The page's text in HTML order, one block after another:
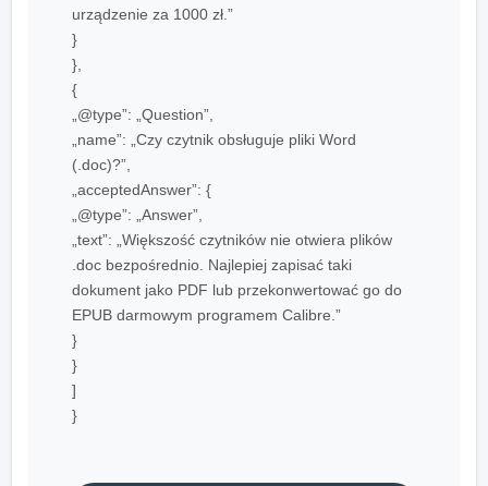
urządzenie za 1000 zł.”
}
},
{
„@type”: „Question”,
„name”: „Czy czytnik obsługuje pliki Word
(.doc)?”,
„acceptedAnswer”: {
„@type”: „Answer”,
„text”: „Większość czytników nie otwiera plików
.doc bezpośrednio. Najlepiej zapisać taki
dokument jako PDF lub przekonwertować go do
EPUB darmowym programem Calibre.”
}
}
]
}